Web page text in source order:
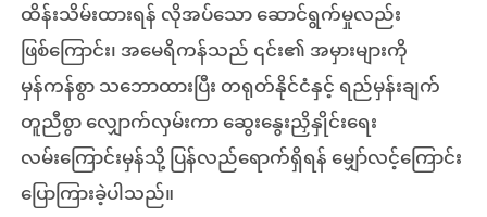
ထိန်းသိမ်းထားရန် လိုအပ်သော ဆောင်ရွက်မှုလည်း
ဖြစ်ကြောင်း၊ အမေရိကန်သည် ၎င်း၏ အမှားများကို
မှန်ကန်စွာ သဘောထားပြီး တရုတ်နိုင်ငံနှင့် ရည်မှန်းချက်
တူညီစွာ လျှောက်လှမ်းကာ ဆွေးနွေးညှိနှိုင်းရေး
လမ်းကြောင်းမှန်သို့ ပြန်လည်ရောက်ရှိရန် မျှော်လင့်ကြောင်း
ပြောကြားခဲ့ပါသည်။